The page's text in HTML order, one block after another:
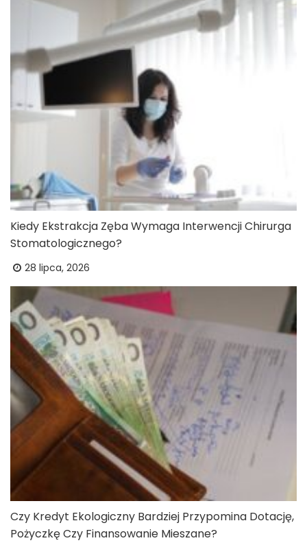
Kiedy Ekstrakcja Zęba Wymaga Interwencji Chirurga
Stomatologicznego?
28 lipca, 2026
Czy Kredyt Ekologiczny Bardziej Przypomina Dotację,
Pożyczkę Czy Finansowanie Mieszane?